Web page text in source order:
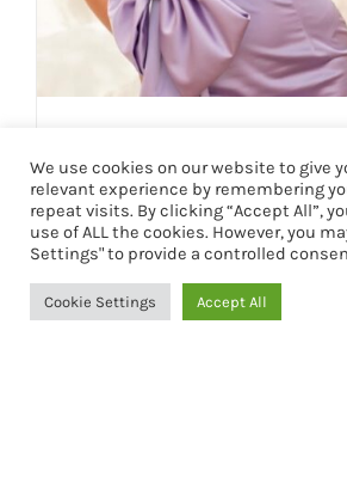
190,00€
Seleccionar opciones
We use cookies on our website to give
relevant experience by remembering
repeat visits. By clicking “Accept All”,
use of ALL the cookies. However, you
Settings" to provide a controlled
Cookie Settings Accept All